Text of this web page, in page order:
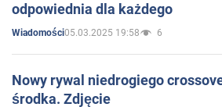
odpowiednia dla każdego
Wiadomości05.03.2025 19:58 6
Nowy rywal niedrogiego
środka. Zdjęcie